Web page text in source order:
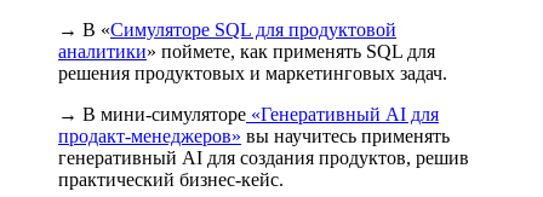
→ В «Симуляторе SQL для продуктовой
аналитики» поймете, как применять SQL для
решения продуктовых и маркетинговых задач.
→ В мини-симуляторе «Генеративный AI для
продакт-менеджеров» вы научитесь применять
генеративный AI для создания продуктов, решив
практический бизнес-кейс.